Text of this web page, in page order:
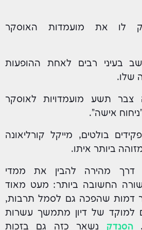
לו את מועמדות האוסקר
2" נחשב בעיני רבים לאחת ההופעות
שלו.
צבר תשע מועמדויות לאוסקר
אישה".
בולטים, מייקל קורליאונה
ביותר איתו.
מהירה להבין את ממדי
החשובה ביותר: מעט מאוד
דמות שהפכה גם לסמל תרבות,
למוקד של דיון מתמשך עשרות
הסנדק נשאר כזה גם בזכות